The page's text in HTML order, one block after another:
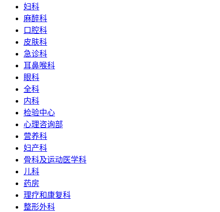
妇科
麻醉科
口腔科
皮肤科
急诊科
耳鼻喉科
眼科
全科
内科
检验中心
心理咨询部
营养科
妇产科
骨科及运动医学科
儿科
药房
理疗和康复科
整形外科